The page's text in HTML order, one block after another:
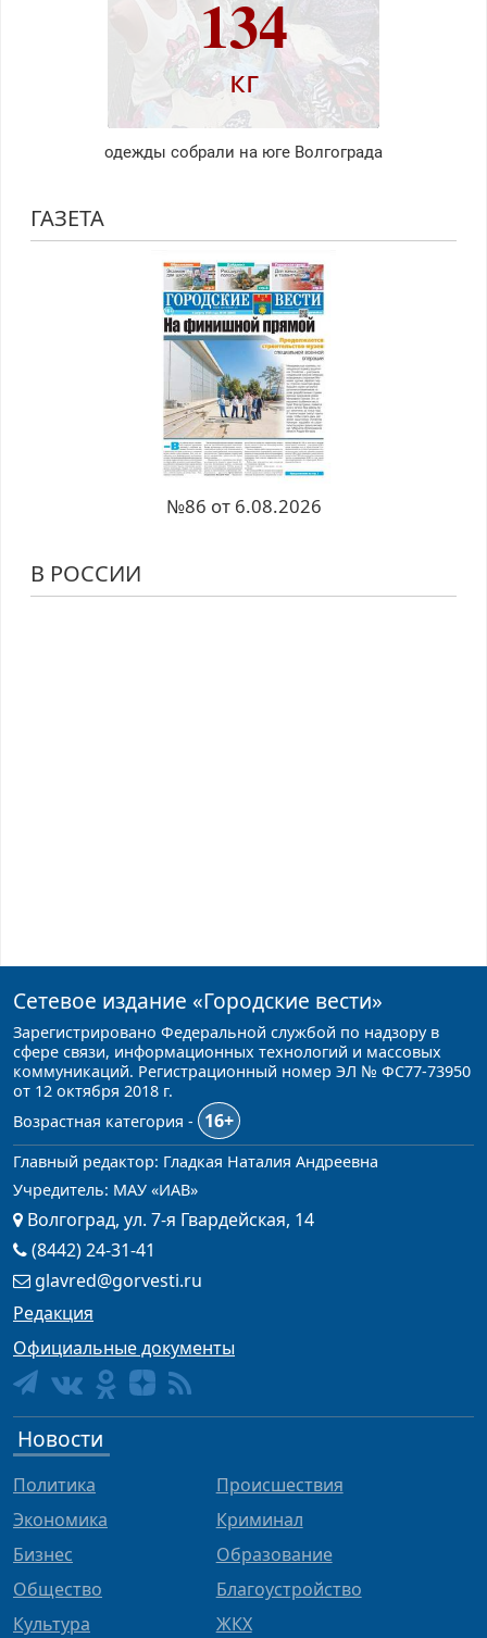
134
кг
одежды собрали на юге Волгограда
ГАЗЕТА
№86 от 6.08.2026
В РОССИИ
Сетевое издание «Городские вести»
Зарегистрировано Федеральной службой по надзору в
сфере связи, информационных технологий и массовых
коммуникаций. Регистрационный номер ЭЛ № ФС77-73950
от 12 октября 2018 г.
Возрастная категория -
16+
Главный редактор: Гладкая Наталия Андреевна
Учредитель: МАУ «ИАВ»
Волгоград, ул. 7-я Гвардейская, 14
(8442) 24-31-41
glavred@gorvesti.ru
Редакция
Официальные документы
Новости
Политика
Экономика
Бизнес
Общество
Культура
Происшествия
Криминал
Образование
Благоустройство
ЖКХ